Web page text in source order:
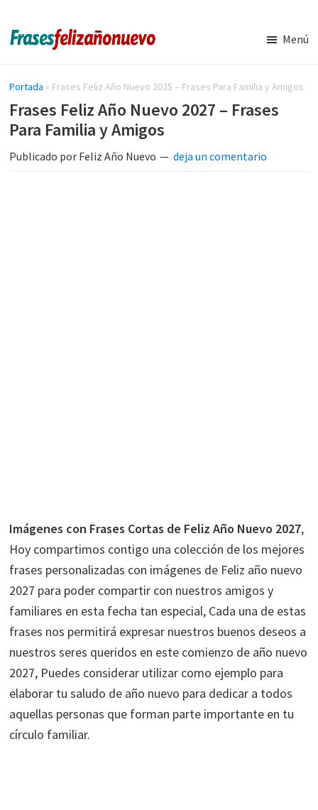
contenido
lateral
principal
Frases
de
Feliz
Año
de
navidad
y
nuevo
Menú
Portada » Frases Feliz Año Nuevo 2025 – Frases Para Familia y Amigos
Frases Feliz Año Nuevo 2027 – Frases
Para Familia y Amigos
Publicado por Feliz Año Nuevo deja un comentario
Imágenes con Frases Cortas de Feliz Año Nuevo 2027,
Hoy compartimos contigo una colección de los mejores
frases personalizadas con imágenes de Feliz año nuevo
2027 para poder compartir con nuestros amigos y
familiares en esta fecha tan especial, Cada una de estas
frases nos permitirá expresar nuestros buenos deseos a
nuestros seres queridos en este comienzo de año nuevo
2027, Puedes considerar utilizar como ejemplo para
elaborar tu saludo de año nuevo para dedicar a todos
aquellas personas que forman parte importante en tu
círculo familiar.